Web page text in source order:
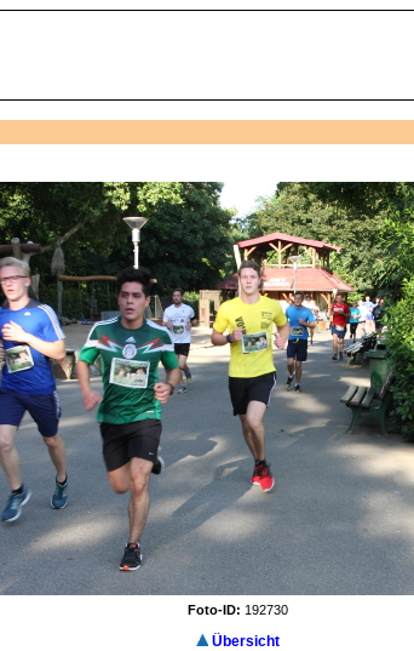
Foto-ID: 192730
Übersicht